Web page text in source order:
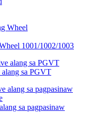
1001/1002/1003
alang sa PGVT
sa pagpasinaw